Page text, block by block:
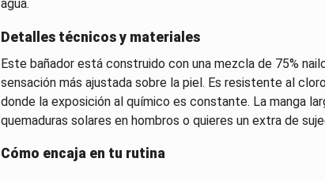
agua.
Detalles técnicos y materiales
Este bañador está construido con una mezcla de 75%
sensación más ajustada sobre la piel. Es resistente al
donde la exposición al químico es constante. La manga
quemaduras solares en hombros o quieres un extra de
Cómo encaja en tu rutina